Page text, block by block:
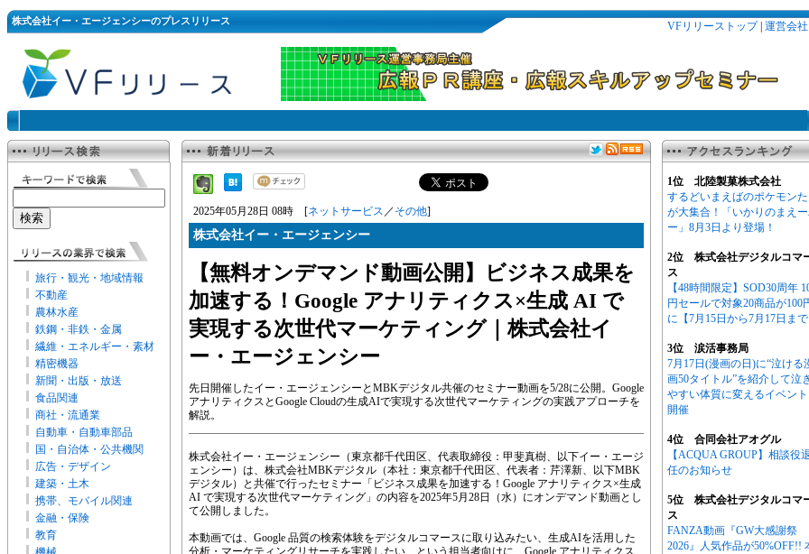
株式会社イー・エージェンシーのプレスリリース VFリリーストップ| 運営会社
旅行・観光・地域情報
不動産
農林水産
鉄鋼・非鉄・金属
繊維・エネルギー・素材
精密機器
新聞・出版・放送
食品関連
商社・流通業
自動車・自動車部品
国・自治体・公共機関
広告・デザイン
建築・土木
携帯、モバイル関連
金融・保険
教育
2025年05月28日 08時 [ネットサービス ／ その他]
株式会社イー・エージェンシー
【無料オンデマンド動画公開】ビジネス成果を
加速する！Google アナリティクス×生成 AI で
実現する次世代マーケティング｜株式会社イ
ー・エージェンシー
先日開催したイー・エージェンシーとMBKデジタル共催のセミナー動画を5/28に公開。Google
アナリティクスとGoogle Cloudの生成AIで実現する次世代マーケティングの実践アプローチを
解説。
株式会社イー・エージェンシー（東京都千代田区、代表取締役：甲斐真樹、以下イー・エージ
ェンシー）は、株式会社MBKデジタル（本社：東京都千代田区、代表者：芹澤新、以下MBK
デジタル）と共催で行ったセミナー「ビジネス成果を加速する！Google アナリティクス×生成
AI で実現する次世代マーケティング」の内容を2025年5月28日（水）にオンデマンド動画とし
て公開しました。
本動画では、Google 品質の検索体験をデジタルコマースに取り込みたい、生成AIを活用した
分析・マーケティングリサーチを実践したい、という担当者向けに、Google アナリティクス
1位 北陸製菓株式会社
するどいまえばのポケモン
が大集合！「いかりのまえ
ー」8月3日より登場！
2位 株式会社デジタルコマ
ス
【48時間限定】SOD30周年
円セールで対象20商品が100
に【7月15日から7月17日まで
3位 涙活事務局
7月17日(漫画の日)に“泣ける
画50タイトル”を紹介して泣
やすい体質に変えるイベン
開催
4位 合同会社アオグル
【ACQUA GROUP】相談役
任のお知らせ
5位 株式会社デジタルコマ
ス
FANZA動画『GW大感謝祭
2026』人気作品が50%OFF!!